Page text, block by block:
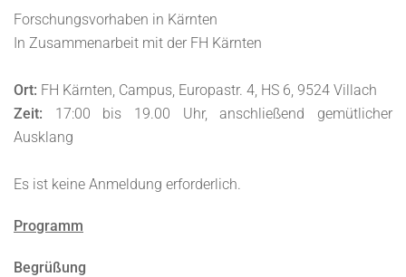
Forschungsvorhaben in Kärnten
In Zusammenarbeit mit der FH Kärnten
Ort: FH Kärnten, Campus, Europastr. 4, HS 6, 9524 Villach
Zeit: 17:00 bis 19.00 Uhr, anschließend gemütlicher
Ausklang
Es ist keine Anmeldung erforderlich.
Programm
Begrüßung